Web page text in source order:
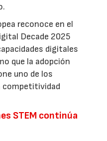
reconoce en el
Decade 2025
digitales
que la adopción
uno de los
competitividad
STEM continúa